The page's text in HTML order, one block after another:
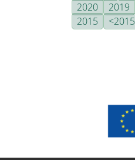
2020
2019
2015
<2015